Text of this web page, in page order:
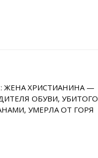
ЖЕНА ХРИСТИАНИНА —
ОБУВИ, УБИТОГО
УМЕРЛА ОТ ГОРЯ